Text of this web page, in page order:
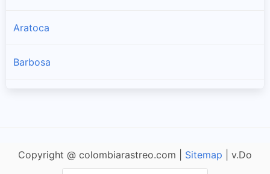
Aratoca
Barbosa
Copyright @ colombiarastreo.com | Sitemap | v.Do